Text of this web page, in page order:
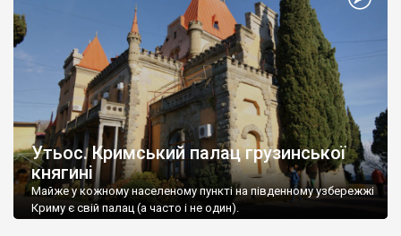
Утьос. Кримський палац грузинської
княгині
Майже у кожному населеному пункті на південному узбережжі
Криму є свій палац (а часто і не один).